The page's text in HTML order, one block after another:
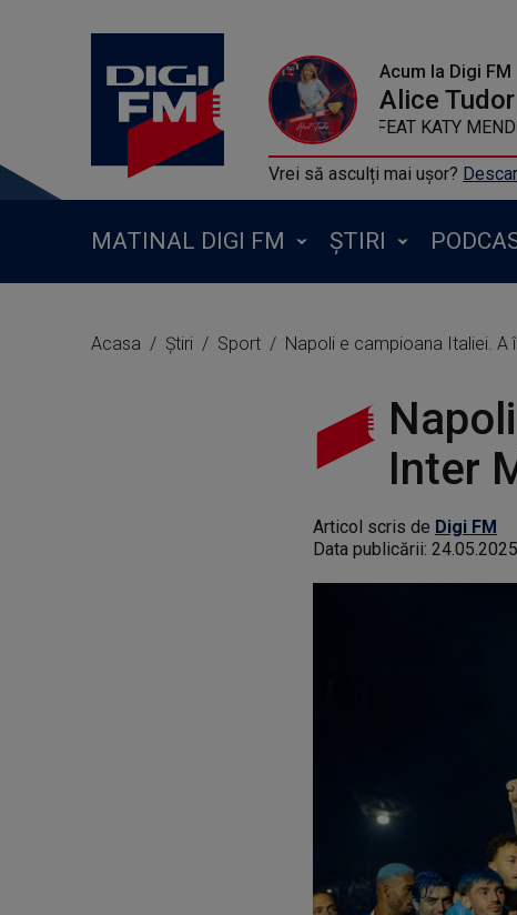
Acum la Digi FM
Alice Tudor
GORGON CITY
Vrei să asculți mai ușor?
MATINAL DIGI FM ȘTIRI
Acasa Știri Sport Napoli e campioana Italiei. A
Inter
Articol scris de Digi FM
Data publicării: